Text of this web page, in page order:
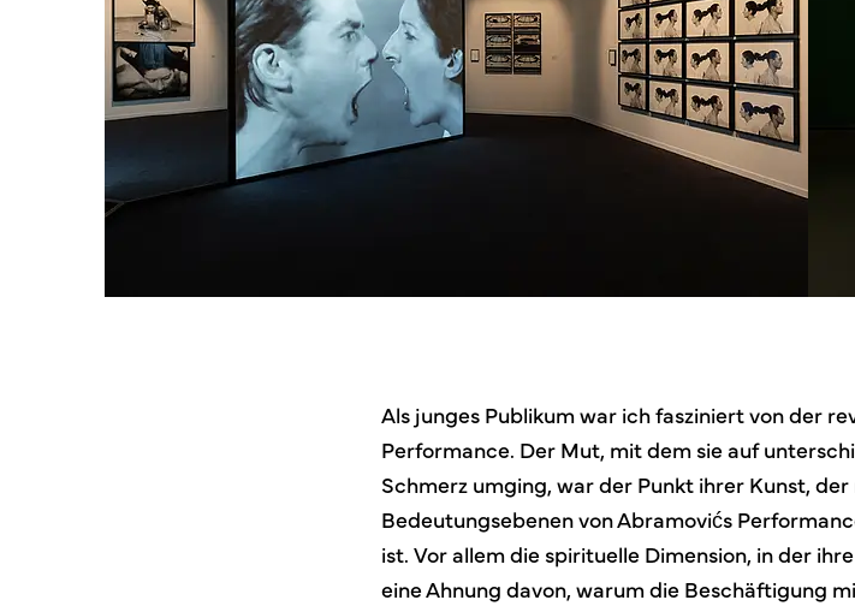
Als junges Publikum war ich fasziniert von der
Performance. Der Mut, mit dem sie auf
Schmerz umging, war der Punkt ihrer Kunst,
Bedeutungsebenen von Abramovićs
ist. Vor allem die spirituelle Dimension, in der
eine Ahnung davon, warum die Beschäftigung